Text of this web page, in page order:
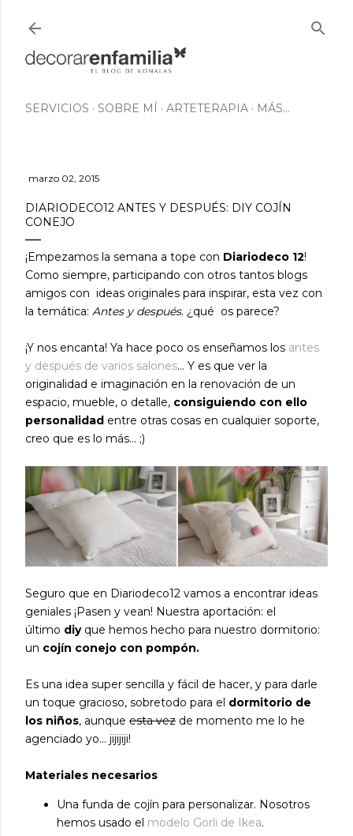
SERVICIOS SOBRE MÍ ARTETERAPIA MÁS…
marzo 02, 2015
DIARIODECO12 ANTES Y DESPUÉS: DIY COJÍN
CONEJO
¡Empezamos la semana a tope con Diariodeco 12!
Como siempre, participando con otros tantos blogs
amigos con ideas originales para inspirar, esta vez con
la temática: Antes y después. ¿qué os parece?
¡Y nos encanta! Ya hace poco os enseñamos los antes
y después de varios salones... Y es que ver la
originalidad e imaginación en la renovación de un
espacio, mueble, o detalle, consiguiendo con ello
personalidad entre otras cosas en cualquier soporte,
creo que es lo más... ;)
Seguro que en Diariodeco12 vamos a encontrar ideas
geniales ¡Pasen y vean! Nuestra aportación: el
último diyque hemos hecho para nuestro dormitorio:
un cojín conejo con pompón.
Es una idea super sencilla y fácil de hacer, y para darle
un toque gracioso, sobretodo para el dormitorio de
los niños, aunque esta vez de momento me lo he
agenciado yo... jijijiji!
Materiales necesarios
Una funda de cojín para personalizar. Nosotros
hemos usado el modelo Gorli de Ikea.